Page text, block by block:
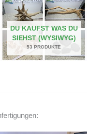
DU KAUFST WAS DU
SIEHST (WYSIWYG)
53 PRODUKTE